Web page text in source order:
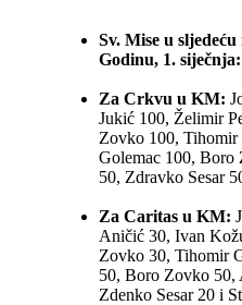
Sv. Mise u
Godinu, 1.
Za Crkvu u KM:
Jukić 100, Želimir
Zovko 100,
Golemac 100, Boro
50, Zdravko Sesar
Za Caritas u KM:
Aničić 30, Ivan
Zovko 30, Tihomir
50, Boro Zovko 50,
Zdenko Sesar 20 i